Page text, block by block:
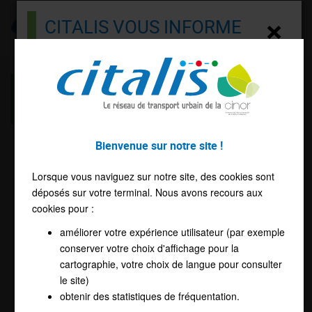
Bienvenue sur notre site !
Lorsque vous naviguez sur notre site, des cookies sont
déposés sur votre terminal. Nous avons recours aux
cookies pour :
améliorer votre expérience utilisateur (par exemple
conserver votre choix d'affichage pour la
cartographie, votre choix de langue pour consulter
le site)
obtenir des statistiques de fréquentation.
Menu
INFOS TRAFIC CITALIS :LIGNE
27 AU 07/08/2026
Voir toutes les infos trafic
×
CITALIS VOUS INFORME
Rechargez votre CITAL'PASS
Bonjour !
EN CLIQUANT ICI
Haut de page